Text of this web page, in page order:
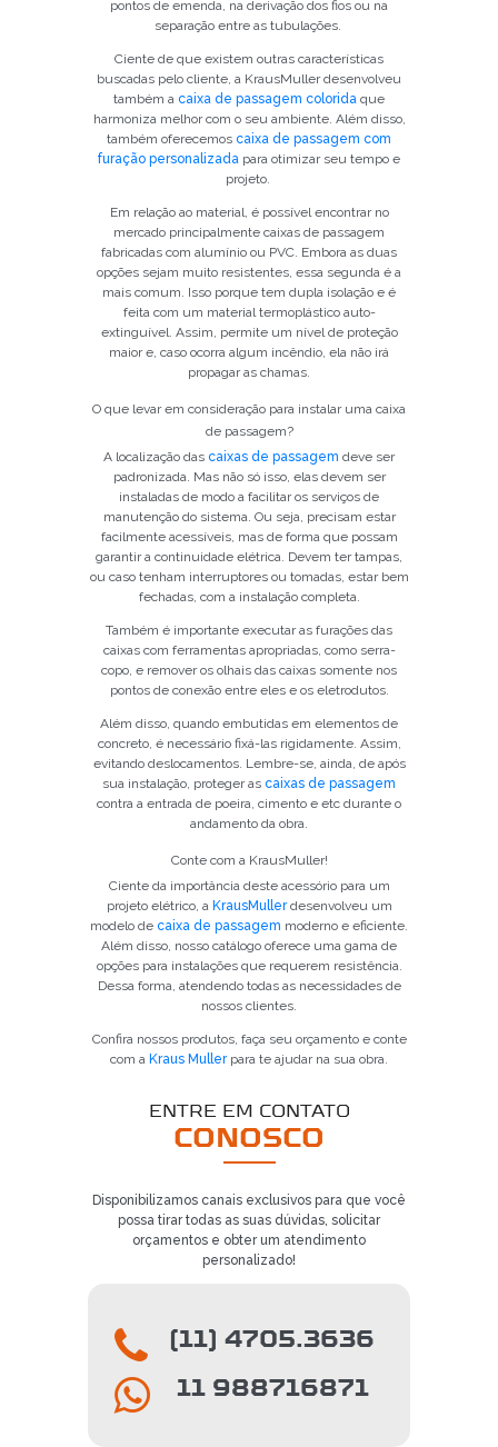
pontos de emenda, na derivação dos fios ou na
separação entre as tubulações.
Ciente de que existem outras características
buscadas pelo cliente, a KrausMuller desenvolveu
também a caixa de passagem colorida que
harmoniza melhor com o seu ambiente. Além disso,
também oferecemos caixa de passagem com
furação personalizada para otimizar seu tempo e
projeto.
Em relação ao material, é possível encontrar no
mercado principalmente caixas de passagem
fabricadas com alumínio ou PVC. Embora as duas
opções sejam muito resistentes, essa segunda é a
mais comum. Isso porque tem dupla isolação e é
feita com um material termoplástico auto-
extinguível. Assim, permite um nível de proteção
maior e, caso ocorra algum incêndio, ela não irá
propagar as chamas.
O que levar em consideração para instalar uma caixa
de passagem?
A localização das caixas de passagem deve ser
padronizada. Mas não só isso, elas devem ser
instaladas de modo a facilitar os serviços de
manutenção do sistema. Ou seja, precisam estar
facilmente acessíveis, mas de forma que possam
garantir a continuidade elétrica. Devem ter tampas,
ou caso tenham interruptores ou tomadas, estar bem
fechadas, com a instalação completa.
Também é importante executar as furações das
caixas com ferramentas apropriadas, como serra-
copo, e remover os olhais das caixas somente nos
pontos de conexão entre eles e os eletrodutos.
Além disso, quando embutidas em elementos de
concreto, é necessário fixá-las rigidamente. Assim,
evitando deslocamentos. Lembre-se, ainda, de após
sua instalação, proteger as caixas de passagem
contra a entrada de poeira, cimento e etc durante o
andamento da obra.
Conte com a KrausMuller!
Ciente da importância deste acessório para um
projeto elétrico, a KrausMullerdesenvolveu um
modelo de caixa de passagem moderno e eficiente.
Além disso, nosso catálogo oferece uma gama de
opções para instalações que requerem resistência.
Dessa forma, atendendo todas as necessidades de
nossos clientes.
Confira nossos produtos, faça seu orçamento e conte
com a Kraus Mullerpara te ajudar na sua obra.
ENTRE EM CONTATO
CONOSCO
Disponibilizamos canais exclusivos para que você
possa tirar todas as suas dúvidas, solicitar
orçamentos e obter um atendimento
personalizado!
(11) 4705.3636
11 988716871
Já é nosso cliente?
SOLICITAR CONTATO